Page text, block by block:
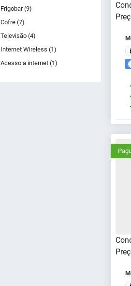
Frigobar (9)
Cofre (7)
Televisão (4)
Internet Wireless (1)
Acesso a internet (1)